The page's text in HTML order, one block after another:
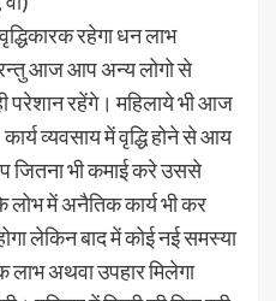
रहेगा धन लाभ
आज आप अन्य लोगो से
परेशान रहेंगे। महिलाये भी आज
व्यवसाय में वृद्धि होने से आय
भी कमाई करे उससे
लोभ में अनैतिक कार्य भी कर
लेकिन बाद में कोई नई समस्या
अथवा उपहार मिलेगा